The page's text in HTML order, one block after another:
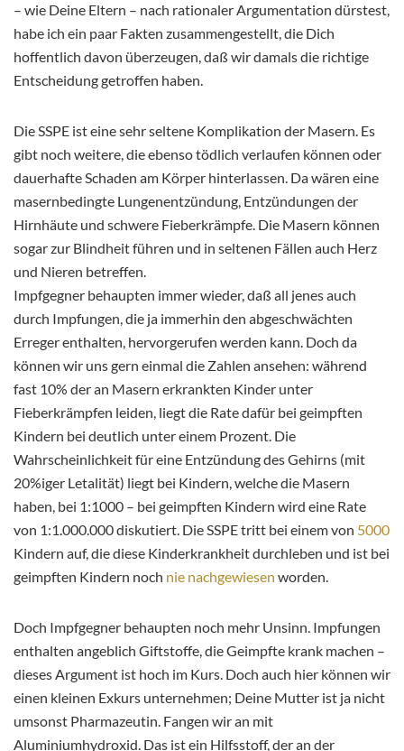
– wie Deine Eltern – nach rationaler Argumentation dürstest,
habe ich ein paar Fakten zusammengestellt, die Dich
hoffentlich davon überzeugen, daß wir damals die richtige
Entscheidung getroffen haben.
Die SSPE ist eine sehr seltene Komplikation der Masern. Es
gibt noch weitere, die ebenso tödlich verlaufen können oder
dauerhafte Schaden am Körper hinterlassen. Da wären eine
masernbedingte Lungenentzündung, Entzündungen der
Hirnhäute und schwere Fieberkrämpfe. Die Masern können
sogar zur Blindheit führen und in seltenen Fällen auch Herz
und Nieren betreffen.
Impfgegner behaupten immer wieder, daß all jenes auch
durch Impfungen, die ja immerhin den abgeschwächten
Erreger enthalten, hervorgerufen werden kann. Doch da
können wir uns gern einmal die Zahlen ansehen: während
fast 10% der an Masern erkrankten Kinder unter
Fieberkrämpfen leiden, liegt die Rate dafür bei geimpften
Kindern bei deutlich unter einem Prozent. Die
Wahrscheinlichkeit für eine Entzündung des Gehirns (mit
20%iger Letalität) liegt bei Kindern, welche die Masern
haben, bei 1:1000 – bei geimpften Kindern wird eine Rate
von 1:1.000.000 diskutiert. Die SSPE tritt bei einem von 5000
Kindern auf, die diese Kinderkrankheit durchleben und ist bei
geimpften Kindern noch nie nachgewiesen worden.
Doch Impfgegner behaupten noch mehr Unsinn. Impfungen
enthalten angeblich Giftstoffe, die Geimpfte krank machen –
dieses Argument ist hoch im Kurs. Doch auch hier können wir
einen kleinen Exkurs unternehmen; Deine Mutter ist ja nicht
umsonst Pharmazeutin. Fangen wir an mit
Aluminiumhydroxid. Das ist ein Hilfsstoff, der an der